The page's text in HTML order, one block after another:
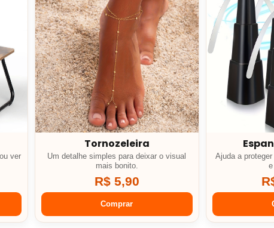
ver
Tornozeleira
Um detalhe simples para deixar o visual
mais bonito.
R$ 5,90
Comprar
Ajuda a